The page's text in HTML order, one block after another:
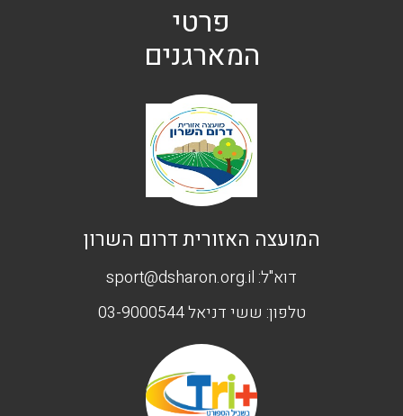
פרטי
המארגנים
המועצה האזורית דרום השרון
דוא"ל: sport@dsharon.org.il
טלפון: ששי דניאל 03-9000544